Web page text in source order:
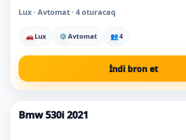
Lux · Avtomat · 4 oturacaq
🚗 Lux ⚙Avtomat 👥4
İndi bron et
Super qiymət
Bmw 530i 2021